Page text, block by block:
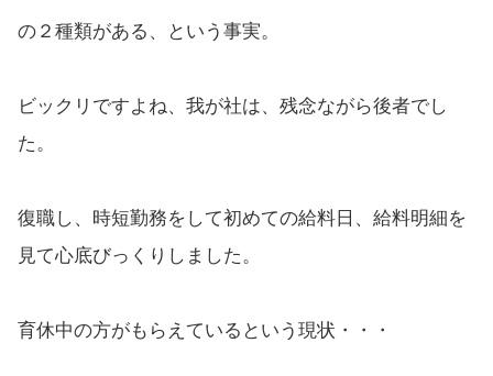
の２種類がある、という事実。
ビックリですよね、我が社は、残念ながら後者でし
た。
復職し、時短勤務をして初めての給料日、給料明細を
見て心底びっくりしました。
育休中の方がもらえているという現状・・・